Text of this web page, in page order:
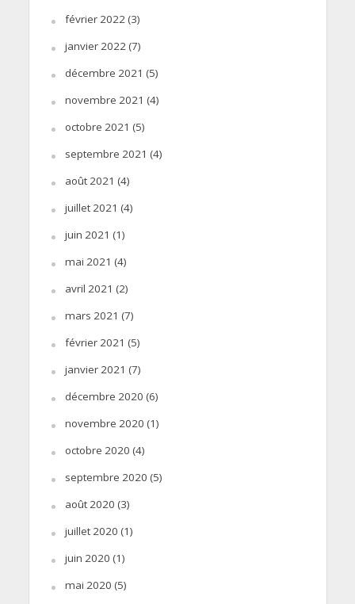
février 2022(3)
janvier 2022(7)
décembre 2021 (5)
novembre 2021 (4)
octobre 2021 (5)
septembre 2021 (4)
août 2021 (4)
juillet 2021 (4)
juin 2021 (1)
mai 2021 (4)
avril 2021 (2)
mars 2021 (7)
février 2021 (5)
janvier 2021 (7)
décembre 2020 (6)
novembre 2020 (1)
octobre 2020 (4)
septembre 2020 (5)
août 2020 (3)
juillet 2020 (1)
juin 2020 (1)
mai 2020 (5)